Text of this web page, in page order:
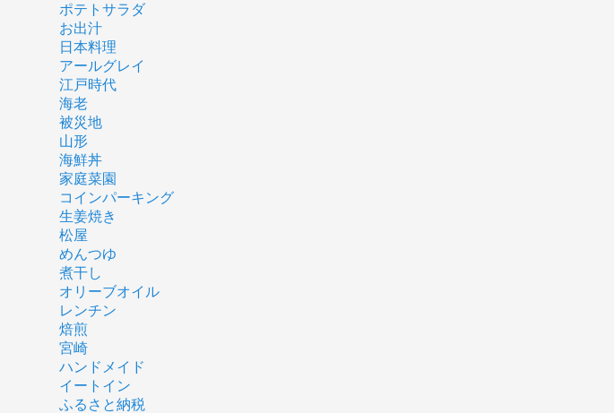
ポテトサラダ
お出汁
日本料理
アールグレイ
江戸時代
海老
被災地
山形
海鮮丼
家庭菜園
コインパーキング
生姜焼き
松屋
めんつゆ
煮干し
オリーブオイル
レンチン
焙煎
宮崎
ハンドメイド
イートイン
ふるさと納税